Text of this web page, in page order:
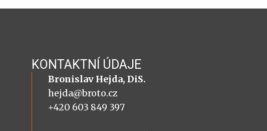
KONTAKTNÍ ÚDAJE
Bronislav Hejda, DiS.
hejda@broto.cz
+420 603 849 397